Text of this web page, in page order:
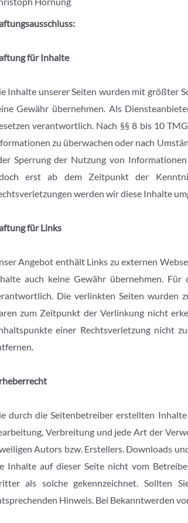
für Inhalte
Inhalte unserer Seiten wurden mit größter
Gewähr übernehmen. Als
verantwortlich. Nach §§ 8 bis 10
zu überwachen oder nach
Sperrung der Nutzung von
erst ab dem Zeitpunkt der
werden wir diese Inhalte
für Links
Angebot enthält Links zu externen
auch keine Gewähr übernehmen.
Die verlinkten Seiten wurden
zum Zeitpunkt der Verlinkung nicht
einer Rechtsverletzung nicht
durch die Seitenbetreiber erstellten
Verbreitung und jede Art der
Autors bzw. Erstellers. Downloads
Inhalte auf dieser Seite nicht vom
als solche gekennzeichnet. Sollten
Hinweis. Bei Bekanntwerden